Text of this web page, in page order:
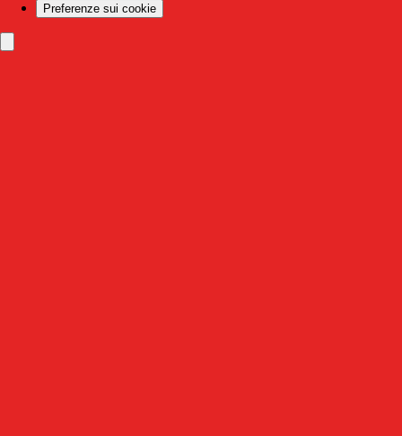
Preferenze sui cookie